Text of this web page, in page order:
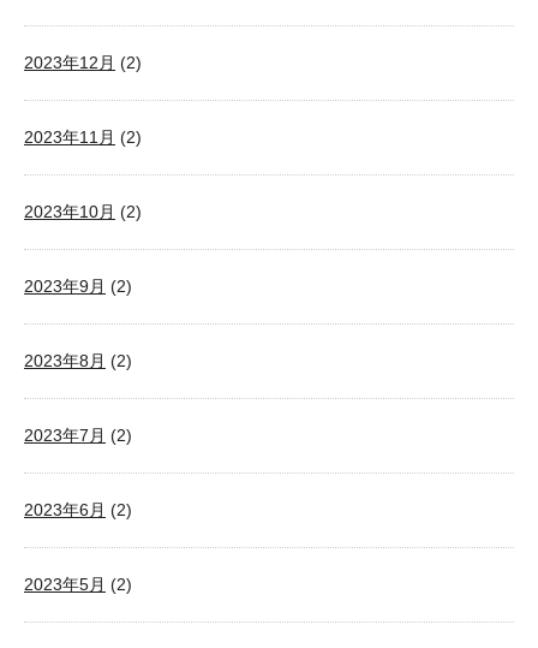
2023年12月 (2)
2023年11月 (2)
2023年10月 (2)
2023年9月 (2)
2023年8月 (2)
2023年7月 (2)
2023年6月 (2)
2023年5月 (2)